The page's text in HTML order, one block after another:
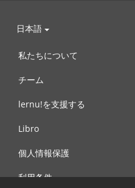
日本語
私たちについて
チーム
lernu!を支援する
Libro
個人情報保護
利用条件